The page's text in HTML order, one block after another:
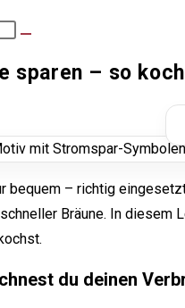
sparen – so
bequem – richtig
Bräune. In
du deinen